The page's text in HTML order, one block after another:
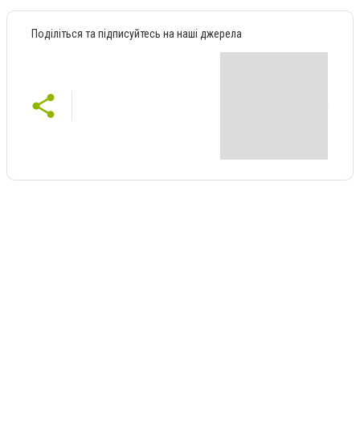
Поділіться та підписуйтесь на наші джерела